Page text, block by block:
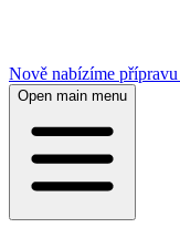
Nově nabízíme
Open main menu